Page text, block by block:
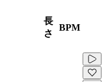
長
さ
BPM